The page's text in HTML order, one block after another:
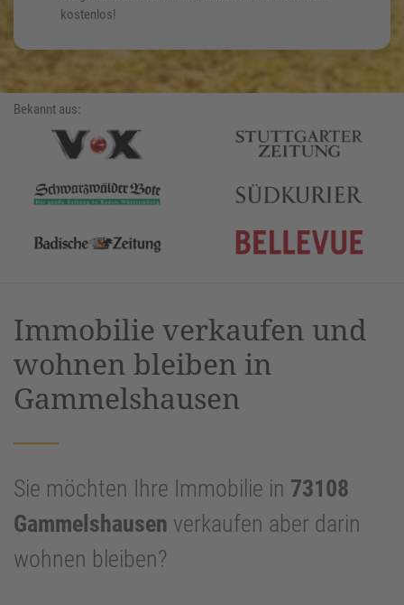
kostenlos!
Bekannt aus:
Immobilie verkaufen und
wohnen bleiben in
Gammelshausen
Sie möchten Ihre Immobilie in 73108
Gammelshausen verkaufen aber darin
wohnen bleiben?